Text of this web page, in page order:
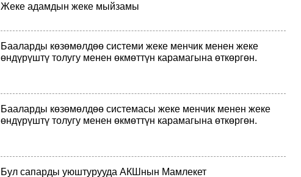
Жеке адамдын жеке мыйзамы
Бааларды көзөмөлдөө системи жеке менчик менен жеке
өндүрүштү толугу менен өкмөттүн карамагына өткөргөн.
Бааларды көзөмөлдөө системасы жеке менчик менен жеке
өндүрүштү толугу менен өкмөттүн карамагына өткөргөн.
Бул сапарды уюштурууда АКШнын Мамлекет